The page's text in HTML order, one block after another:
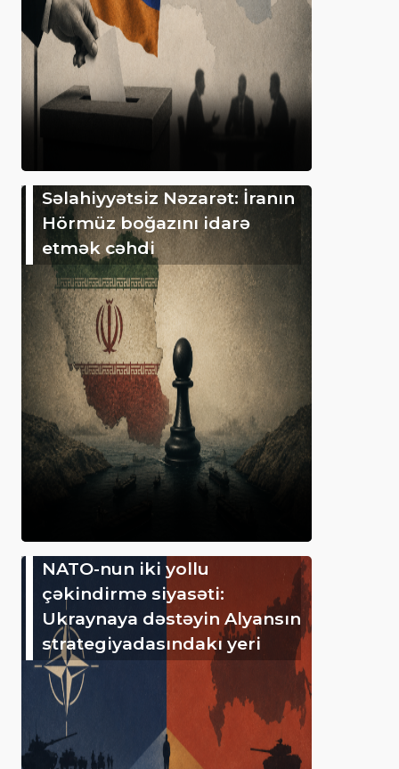
Səlahiyyətsiz Nəzarət: İranın
Hörmüz boğazını idarə
etmək cəhdi
NATO-nun iki yollu
çəkindirmə siyasəti:
Ukraynaya dəstəyin Alyansın
strategiyadasındakı yeri